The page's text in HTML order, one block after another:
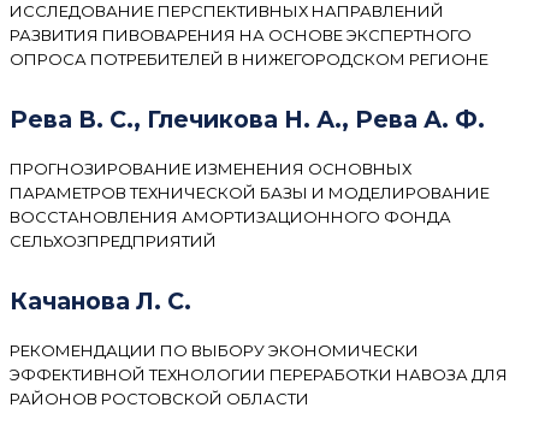
ИССЛЕДОВАНИЕ ПЕРСПЕКТИВНЫХ НАПРАВЛЕНИЙ
РАЗВИТИЯ ПИВОВАРЕНИЯ НА ОСНОВЕ ЭКСПЕРТНОГО
ОПРОСА ПОТРЕБИТЕЛЕЙ В НИЖЕГОРОДСКОМ РЕГИОНЕ
Рева В. С., Глечикова Н. А., Рева А. Ф.
ПРОГНОЗИРОВАНИЕ ИЗМЕНЕНИЯ ОСНОВНЫХ
ПАРАМЕТРОВ ТЕХНИЧЕСКОЙ БАЗЫ И МОДЕЛИРОВАНИЕ
ВОССТАНОВЛЕНИЯ АМОРТИЗАЦИОННОГО ФОНДА
СЕЛЬХОЗПРЕДПРИЯТИЙ
Качанова Л. С.
РЕКОМЕНДАЦИИ ПО ВЫБОРУ ЭКОНОМИЧЕСКИ
ЭФФЕКТИВНОЙ ТЕХНОЛОГИИ ПЕРЕРАБОТКИ НАВОЗА ДЛЯ
РАЙОНОВ РОСТОВСКОЙ ОБЛАСТИ